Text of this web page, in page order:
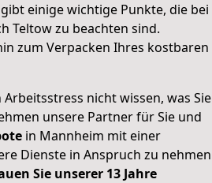
einige wichtige Punkte, die bei
Teltow zu beachten sind.
zum Verpacken Ihres kostbaren
nicht wissen, was Sie
unsere Partner für Sie und
in Mannheim mit einer
Dienste in Anspruch zu nehmen
Sie unserer 13 Jahre